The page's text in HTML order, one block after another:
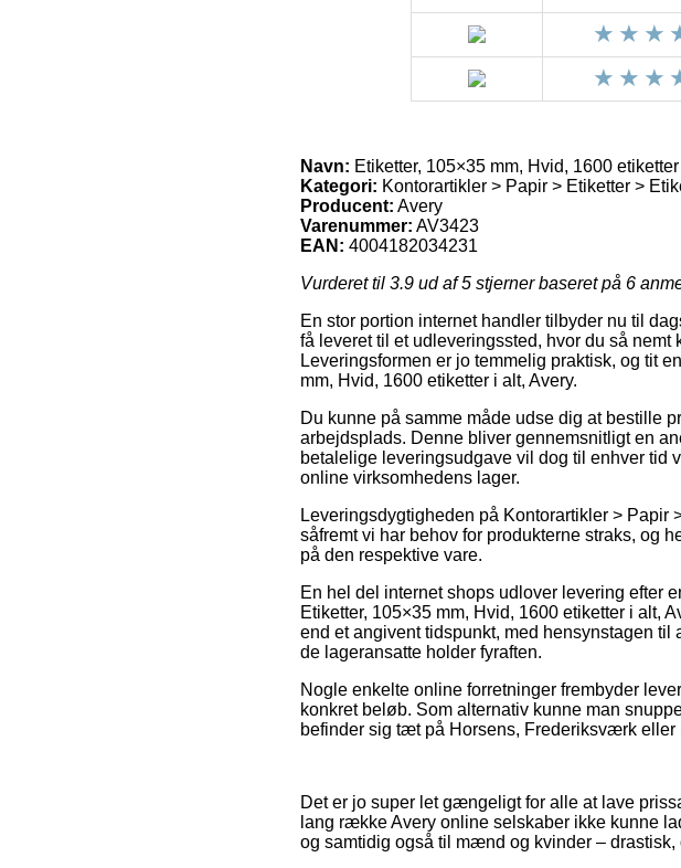
Navn: Etiketter, 105×35 mm, Hvid, 1600
Kategori: Kontorartikler > Papir > Etiketter >
Producent: Avery
Varenummer: AV3423
EAN: 4004182034231
Vurderet til 3.9 ud af 5 stjerner baseret på 6
En stor portion internet handler tilbyder nu til
få leveret til et udleveringssted, hvor du så
Leveringsformen er jo temmelig praktisk, og tit
mm, Hvid, 1600 etiketter i alt, Avery.
Du kunne på samme måde udse dig at bestille
arbejdsplads. Denne bliver gennemsnitligt en
betalelige leveringsudgave vil dog til enhver tid
online virksomhedens lager.
Leveringsdygtigheden på Kontorartikler >
såfremt vi har behov for produkterne straks, og
på den respektive vare.
En hel del internet shops udlover levering efter
Etiketter, 105×35 mm, Hvid, 1600 etiketter i alt,
end et angivent tidspunkt, med hensynstagen
de lageransatte holder fyraften.
Nogle enkelte online forretninger frembyder
konkret beløb. Som alternativ kunne man
befinder sig tæt på Horsens, Frederiksværk
Det er jo super let gængeligt for alle at lave
lang række Avery online selskaber ikke kunne
og samtidig også til mænd og kvinder –